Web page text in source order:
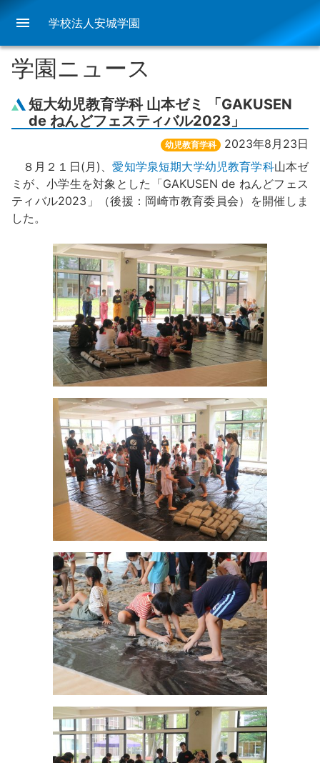
menu 学校法人安城学園
学園ニュース
短大幼児教育学科 山本ゼミ 「GAKUSEN
de ねんどフェスティバル2023」
幼児教育学科
2023年8月23日
８月２１日(月)、愛知学泉短期大学幼児教育学科山本ゼ
ミが、小学生を対象とした「GAKUSEN de ねんどフェス
ティバル2023」（後援：岡崎市教育委員会）を開催しま
した。